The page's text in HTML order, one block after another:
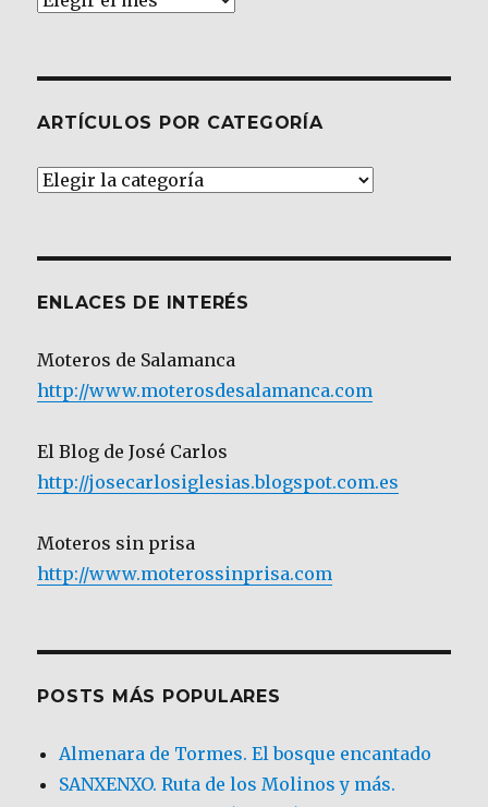
ARTÍCULOS POR CATEGORÍA
Artículos
ENLACES DE INTERÉS
Moteros de Salamanca
http://www.moterosdesalamanca.com
El Blog de José Carlos
http://josecarlosiglesias.blogspot.com.es
Moteros sin prisa
http://www.moterossinprisa.com
POSTS MÁS POPULARES
Almenara de Tormes. El bosque encantado
SANXENXO. Ruta de los Molinos y más.